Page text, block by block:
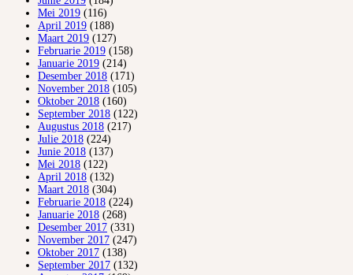
Mei 2019 (116)
April 2019 (188)
Maart 2019 (127)
Februarie 2019 (158)
Januarie 2019 (214)
Desember 2018 (171)
November 2018 (105)
Oktober 2018 (160)
September 2018 (122)
Augustus 2018 (217)
Julie 2018 (224)
Junie 2018 (137)
Mei 2018 (122)
April 2018 (132)
Maart 2018 (304)
Februarie 2018 (224)
Januarie 2018 (268)
Desember 2017 (331)
November 2017 (247)
Oktober 2017 (138)
September 2017 (132)